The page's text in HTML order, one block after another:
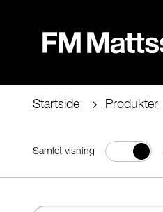
Startside Produkter
Samlet visning